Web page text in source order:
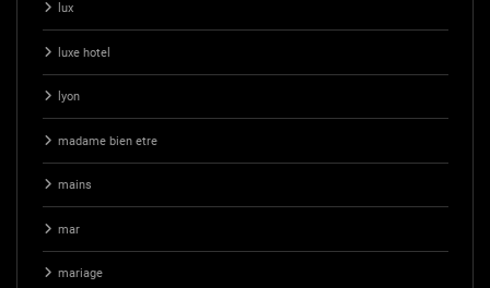
lux
luxe hotel
lyon
madame bien etre
mains
mar
mariage